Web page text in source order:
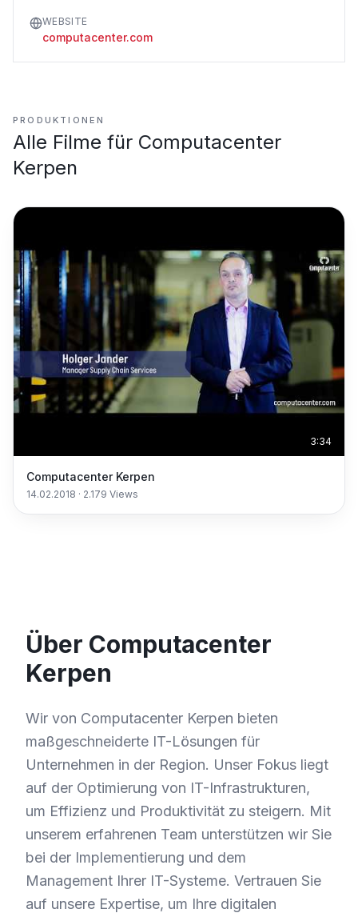
WEBSITE
computacenter.com
PRODUKTIONEN
Alle Filme für Computacenter
Kerpen
3:34
Computacenter Kerpen
14.02.2018 · 2.179 Views
Über Computacenter
Kerpen
Wir von Computacenter Kerpen bieten
maßgeschneiderte IT-Lösungen für
Unternehmen in der Region. Unser Fokus liegt
auf der Optimierung von IT-Infrastrukturen,
um Effizienz und Produktivität zu steigern. Mit
unserem erfahrenen Team unterstützen wir Sie
bei der Implementierung und dem
Management Ihrer IT-Systeme. Vertrauen Sie
auf unsere Expertise, um Ihre digitalen